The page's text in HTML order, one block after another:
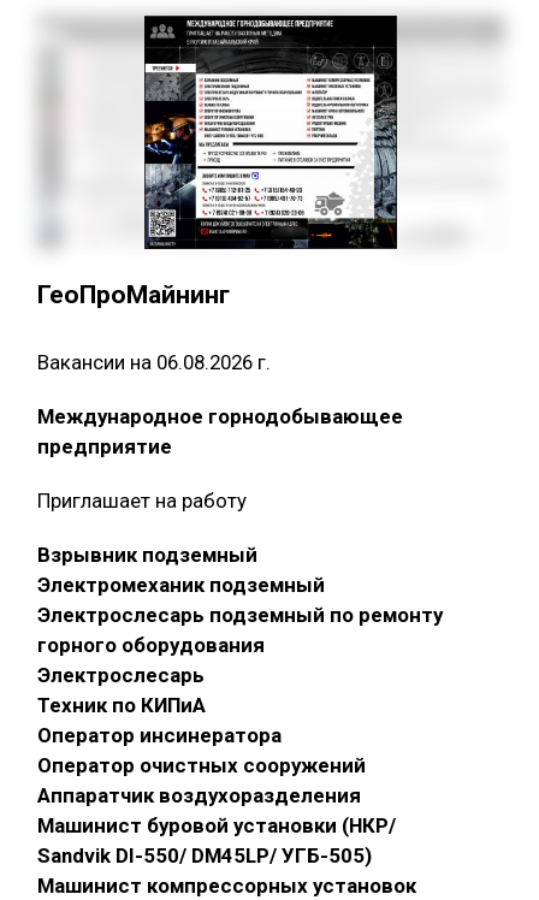
ГеоПроМайнинг
Вакансии на 06.08.2026 г.
Международное горнодобывающее
предприятие
Приглашает на работу
Взрывник подземный
Электромеханик подземный
Электрослесарь подземный по ремонту
горного оборудования
Электрослесарь
Техник по КИПиА
Оператор инсинератора
Оператор очистных сооружений
Аппаратчик воздухоразделения
Машинист буровой установки (НКР/
Sandvik DI-550/ DM45LP/ УГБ-505)
Машинист компрессорных установок